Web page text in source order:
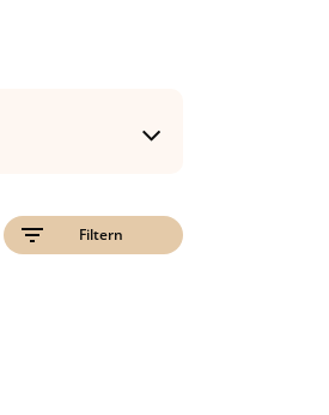
Filtern